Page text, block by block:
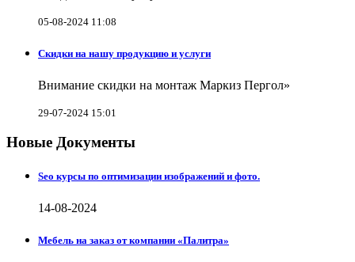
05-08-2024 11:08
Скидки на нашу продукцию и услуги
Внимание скидки на монтаж Маркиз Пергол»
29-07-2024 15:01
Новые Документы
Seo курсы по оптимизации изображений и фото.
14-08-2024
Мебель на заказ от компании «Палитра»